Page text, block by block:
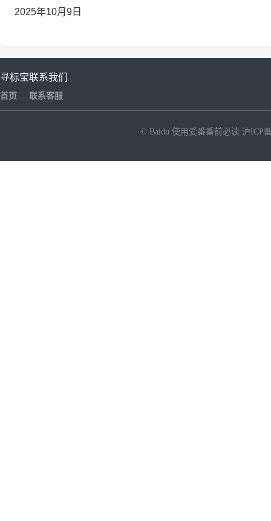
2025年10月 9 日
寻标宝
首页
联系我们
联系客服
© Baidu 使用爱番番前必读 沪ICP